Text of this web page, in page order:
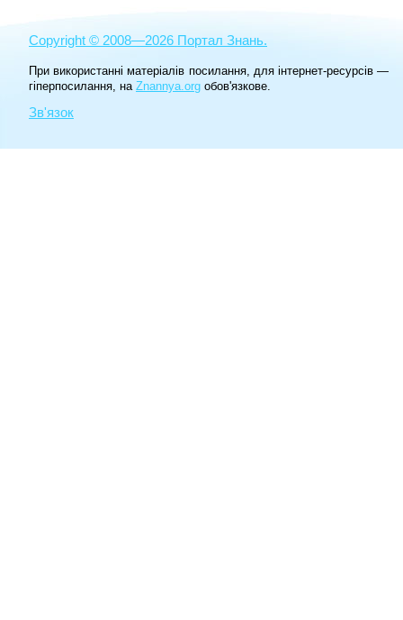
Copyright © 2008—2026 Портал Знань.
При використанні матеріалів посилання, для інтернет-ресурсів —
гіперпосилання, на Znannya.org обов'язкове.
Зв'язок